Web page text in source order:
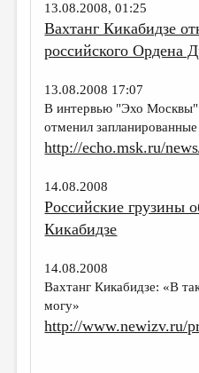
13.08.2008, 01:25
Вахтанг Кикабидзе
российского Ордена
13.08.2008 17:07
В интервью "Эхо Москвы"
отменил
http://echo.msk.ru/
14.08.2008
Российские грузины
Кикабидзе
14.08.2008
Вахтанг Кикабидзе: «В
могу»
http://www.newizv.ru/